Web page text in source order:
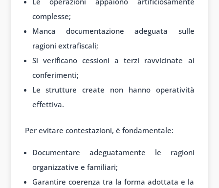
complesse;
Manca documentazione adeguata sulle
ragioni extrafiscali;
Si verificano cessioni a terzi ravvicinate ai
conferimenti;
Le strutture create non hanno operatività
effettiva.
Per evitare contestazioni, è fondamentale:
Documentare adeguatamente le ragioni
organizzative e familiari;
Garantire coerenza tra la forma adottata e la